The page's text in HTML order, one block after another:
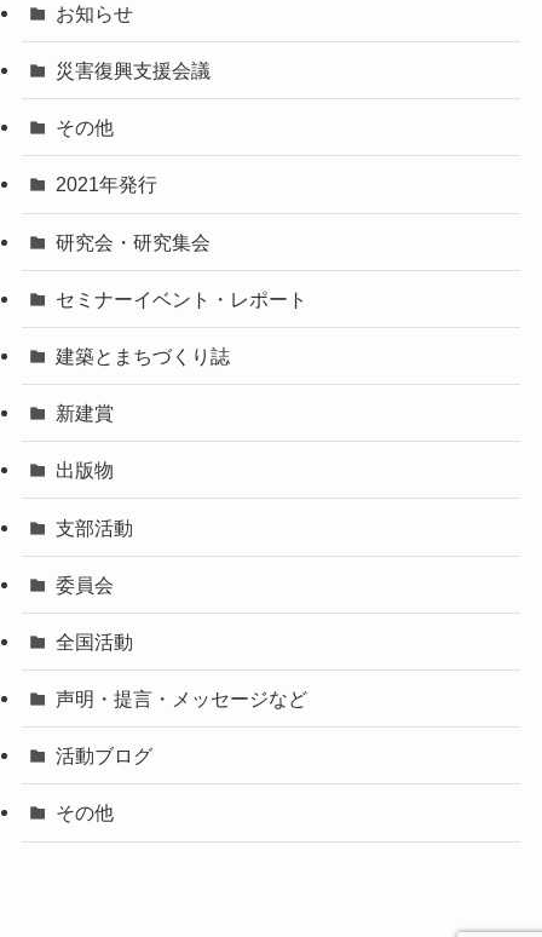
お知らせ
災害復興支援会議
その他
2021年発行
研究会・研究集会
セミナーイベント・レポート
建築とまちづくり誌
新建賞
出版物
支部活動
委員会
全国活動
声明・提言・メッセージなど
活動ブログ
その他